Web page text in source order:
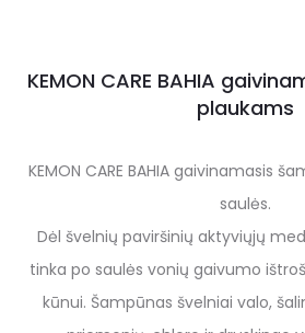
KEMON CARE BAHIA
plaukams
KEMON CARE BAHIA gaivinamasis
saulės.
Dėl švelnių paviršinių aktyviųjų
tinka po saulės vonių gaivumo
kūnui. Šampūnas švelniai valo,